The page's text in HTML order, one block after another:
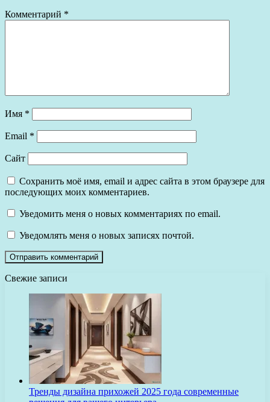
Комментарий *
Имя *
Email *
Сайт
Сохранить моё имя, email и адрес сайта в этом браузере для
последующих моих комментариев.
Уведомить меня о новых комментариях по email.
Уведомлять меня о новых записях почтой.
Свежие записи
Тренды дизайна прихожей 2025 года современные